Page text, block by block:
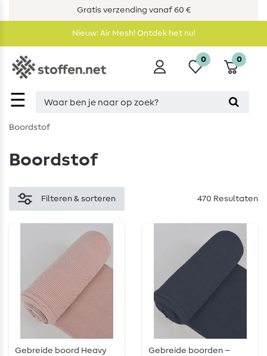
Gratis verzending vanaf 60 €
Nieuw: Air Mesh! Ontdek het nu!
☰
0 0
Boordstof
Boordstof
Filteren & sorteren 470 Resultaten
Gebreide boord Heavy
Gebreide boorden –